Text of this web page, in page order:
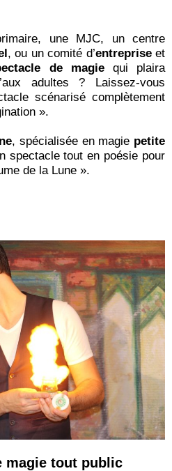
une MJC, un centre
, ou un comité d’entrepriseet
de magiequi plaira
adultes ? Laissez-vous
scénarisé complètement
».
, spécialisée en magie petite
spectacle tout en poésie pour
de la Lune ».
magie tout public